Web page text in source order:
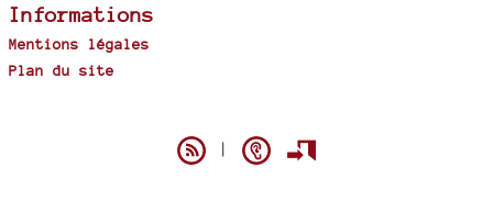
Informations
Mentions légales
Plan du site
|